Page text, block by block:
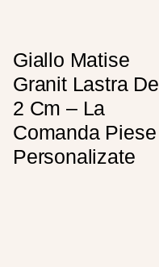
Giallo Matise
Granit Lastra De
2 Cm – La
Comanda Piese
Personalizate